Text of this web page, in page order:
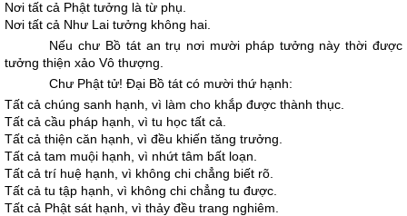
Nơi tất cả Phật tưởng là từ phụ.
Nơi tất cả Như Lai tưởng không hai.
Nếu chư Bồ tát an trụ nơi mười pháp tưởng này thời được
tưởng thiện xảo Vô thượng.
Chư Phật tử! Ðại Bồ tát có mười thứ hạnh:
Tất cả chúng sanh hạnh, vì làm cho khắp được thành thục.
Tất cả cầu pháp hạnh, vì tu học tất cả.
Tất cả thiện căn hạnh, vì đều khiến tăng trưởng.
Tất cả tam muội hạnh, vì nhứt tâm bất loạn.
Tất cả trí huệ hạnh, vì không chi chẳng biết rõ.
Tất cả tu tập hạnh, vì không chi chẳng tu được.
Tất cả Phật sát hạnh, vì thảy đều trang nghiêm.